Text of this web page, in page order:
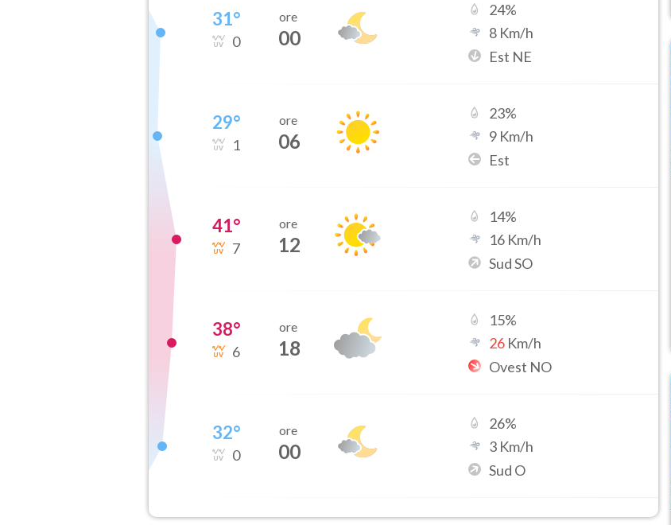
31°
0
ore
00
24%
8 Km/h
Est NE
29°
1
ore
06
23%
9 Km/h
Est
41°
7
ore
12
14%
16 Km/h
Sud SO
38°
6
ore
18
15%
26 Km/h
Ovest NO
32°
0
ore
00
26%
3 Km/h
Sud O